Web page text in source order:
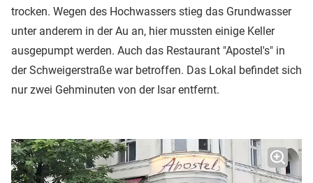
trocken. Wegen des Hochwassers stieg das Grundwasser
unter anderem in der Au an, hier mussten einige Keller
ausgepumpt werden. Auch das Restaurant "Apostel's" in
der Schweigerstraße war betroffen. Das Lokal befindet sich
nur zwei Gehminuten von der Isar entfernt.